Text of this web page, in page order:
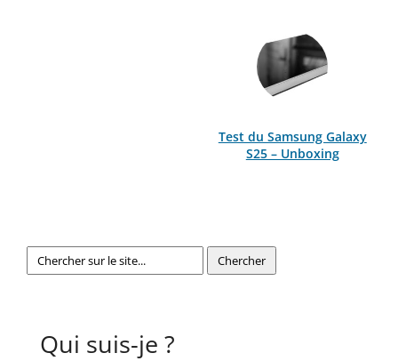
Test du Samsung Galaxy
S25 – Unboxing
Qui suis-je ?